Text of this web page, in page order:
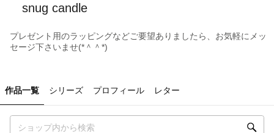
snug candle
プレゼント用のラッピングなどご要望ありましたら、お気軽にメッ
セージ下さいませ(*＾＾*)
作品一覧 シリーズ プロフィール レター